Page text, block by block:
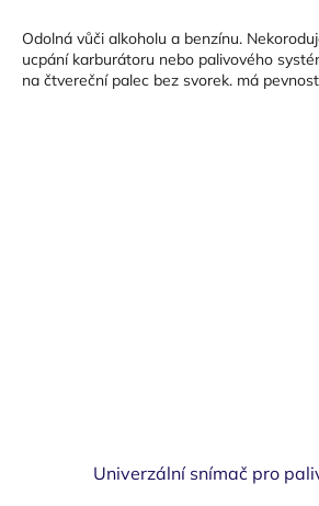
Odolná vůči alkoholu a benzínu.
ucpání karburátoru nebo palivového
na čtvereční palec bez svorek. má
Univerzální snímač pro